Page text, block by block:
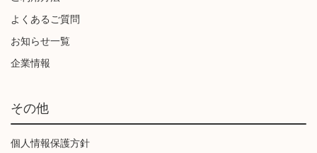
よくあるご質問
お知らせ一覧
企業情報
その他
個人情報保護方針